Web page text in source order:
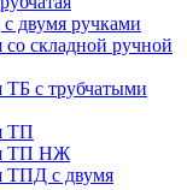
двумя ручками
складной ручной
ТБ с трубчатыми
ТП
ТП НЖ
ТПД с двумя